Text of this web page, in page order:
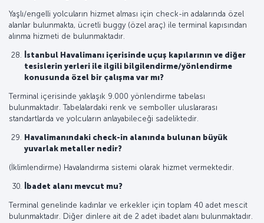
Yaşlı/engelli yolcuların hizmet alması için check-in adalarında özel
alanlar bulunmakta, ücretli buggy (özel araç) ile terminal kapısından
alınma hizmeti de bulunmaktadır.
İstanbul Havalimanı içerisinde uçuş kapılarının ve diğer
tesislerin yerleri ile ilgili bilgilendirme/yönlendirme
konusunda özel bir çalışma var mı?
Terminal içerisinde yaklaşık 9.000 yönlendirme tabelası
bulunmaktadır. Tabelalardaki renk ve semboller uluslararası
standartlarda ve yolcuların anlayabileceği sadeliktedir.
Havalimanındaki check-in alanında bulunan büyük
yuvarlak metaller nedir?
(İklimlendirme) Havalandırma sistemi olarak hizmet vermektedir.
İbadet alanı mevcut mu?
Terminal genelinde kadınlar ve erkekler için toplam 40 adet mescit
bulunmaktadır. Diğer dinlere ait de 2 adet ibadet alanı bulunmaktadır.